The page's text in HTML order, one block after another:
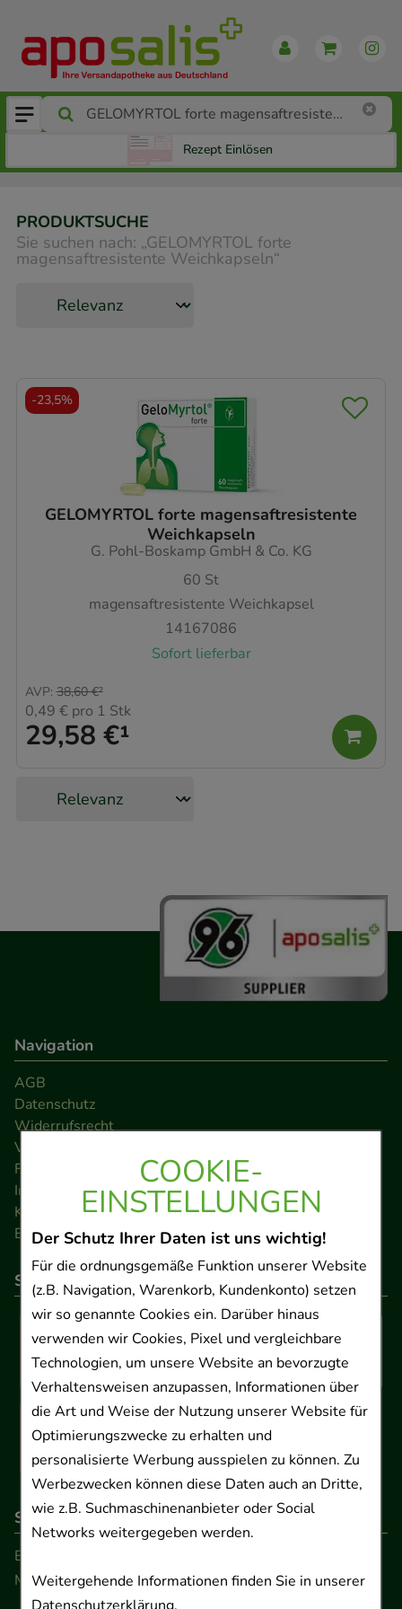
COOKIE-
EINSTELLUNGEN
Der Schutz Ihrer Daten ist uns wichtig!
Für die ordnungsgemäße Funktion unserer Website
(z.B. Navigation, Warenkorb, Kundenkonto) setzen
wir so genannte Cookies ein. Darüber hinaus
verwenden wir Cookies, Pixel und vergleichbare
Technologien, um unsere Website an bevorzugte
Verhaltensweisen anzupassen, Informationen über
die Art und Weise der Nutzung unserer Website für
Optimierungszwecke zu erhalten und
personalisierte Werbung ausspielen zu können. Zu
Werbezwecken können diese Daten auch an Dritte,
wie z.B. Suchmaschinenanbieter oder Social
Networks weitergegeben werden.
Weitergehende Informationen finden Sie in unserer
Rezept Einlösen
PRODUKTSUCHE
Sie suchen nach: „GELOMYRTOL forte
magensaftresistente Weichkapseln“
GELOMYRTOL forte magensaftresistente
Weichkapseln
G. Pohl-Boskamp GmbH & Co. KG
60 St
magensaftresistente Weichkapsel
14167086
Sofort lieferbar
29,58 €¹
AVP: 38,60 €²
0,49 € pro 1 Stk
-23,5%
Navigation
AGB
Datenschutz
Widerrufsrecht
Versandkosten
FAQ
Impressum
Kontakt
Barrierefreiheitserklärung
So können Sie bezahlen
So erreichen Sie uns
Beratung und Kundenservice:
Montag - Freitag von 9.00 bis 17.00 Uhr